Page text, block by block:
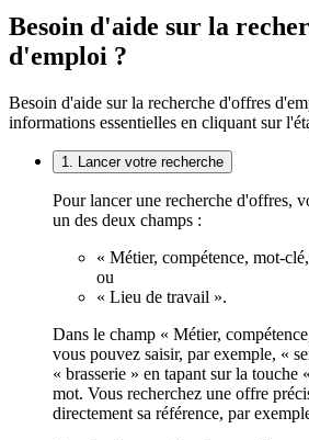
Besoin d'aide sur la
d'emploi ?
Besoin d'aide sur la recherche d'offres
informations essentielles en cliquant sur
1. Lancer votre recherche
Pour lancer une recherche d'offres,
un des deux champs :
« Métier, compétence, mot-
ou
« Lieu de travail ».
Dans le champ « Métier,
vous pouvez saisir, par exemple, «
« brasserie » en tapant sur la touche
mot. Vous recherchez une offre
directement sa référence, par